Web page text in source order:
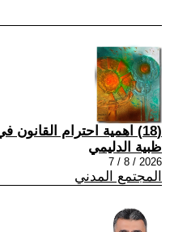
(18) اهمية احترام القانون في الحياة اليومية
ظبية الدليمي
2026 / 8 / 7
المجتمع المدني